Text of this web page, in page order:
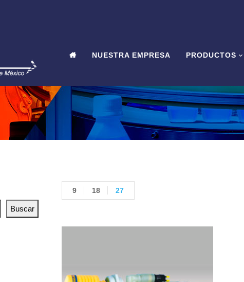
NUESTRA EMPRESA PRODUCTOS
Buscar
9 18 27